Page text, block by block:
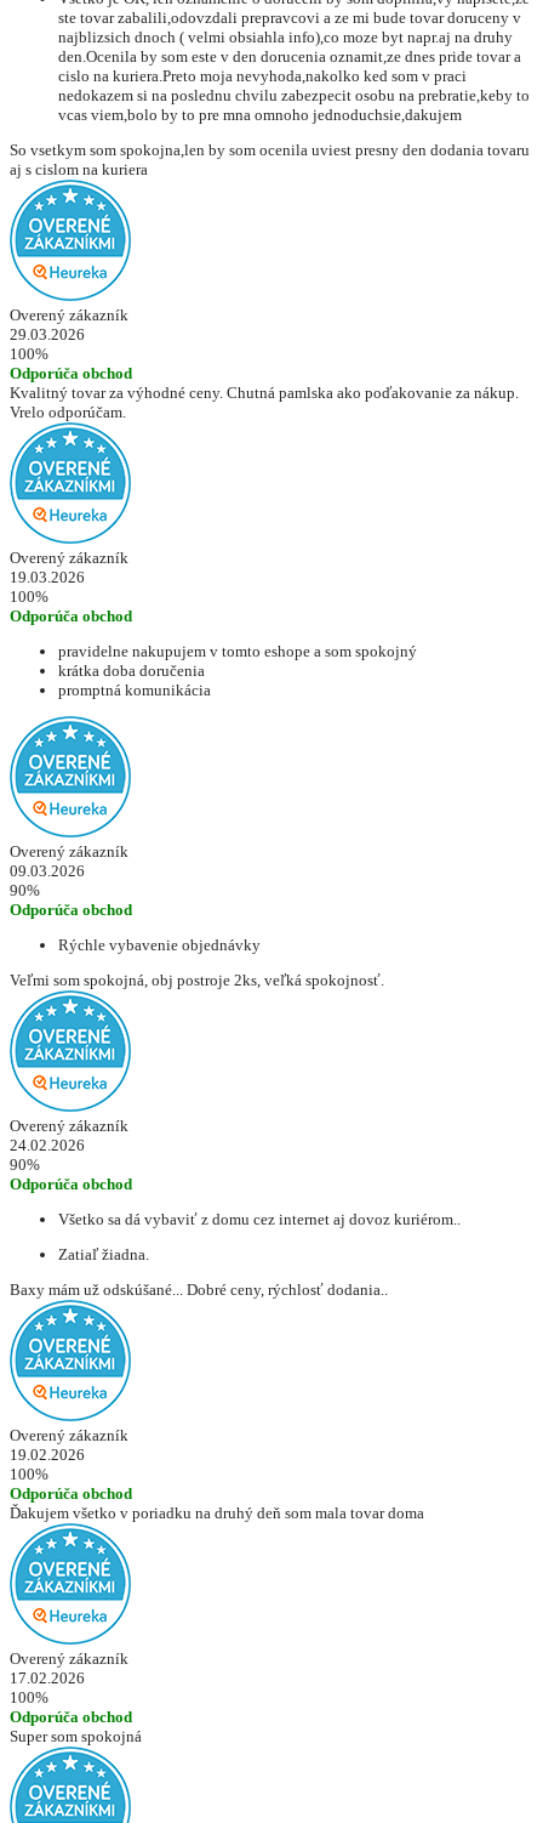
ste tovar zabalili,odovzdali prepravcovi a ze mi bude tovar doruceny v
najblizsich dnoch ( velmi obsiahla info),co moze byt napr.aj na druhy
den.Ocenila by som este v den dorucenia oznamit,ze dnes pride tovar a
cislo na kuriera.Preto moja nevyhoda,nakolko ked som v praci
nedokazem si na poslednu chvilu zabezpecit osobu na prebratie,keby to
vcas viem,bolo by to pre mna omnoho jednoduchsie,dakujem
So vsetkym som spokojna,len by som ocenila uviest presny den dodania tovaru
aj s cislom na kuriera
Overený zákazník
29.03.2026
100%
Odporúča obchod
Kvalitný tovar za výhodné ceny. Chutná pamlska ako poďakovanie za nákup.
Vrelo odporúčam.
Overený zákazník
19.03.2026
100%
Odporúča obchod
pravidelne nakupujem v tomto eshope a som spokojný
krátka doba doručenia
promptná komunikácia
Overený zákazník
09.03.2026
90%
Odporúča obchod
Rýchle vybavenie objednávky
Veľmi som spokojná, obj postroje 2ks, veľká spokojnosť.
Overený zákazník
24.02.2026
90%
Odporúča obchod
Všetko sa dá vybaviť z domu cez internet aj dovoz kuriérom..
Zatiaľ žiadna.
Baxy mám už odskúšané... Dobré ceny, rýchlosť dodania..
Overený zákazník
19.02.2026
100%
Odporúča obchod
Ďakujem všetko v poriadku na druhý deň som mala tovar doma
Overený zákazník
17.02.2026
100%
Odporúča obchod
Super som spokojná